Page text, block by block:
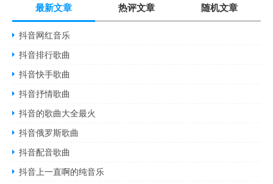
最新文章 热评文章 随机文章
抖音网红音乐
抖音排行歌曲
抖音快手歌曲
抖音抒情歌曲
抖音的歌曲大全最火
抖音俄罗斯歌曲
抖音配音歌曲
抖音上一直啊的纯音乐